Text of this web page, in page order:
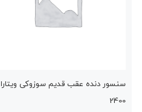
سنسور دنده عقب قدیم سوزوکی ویتارا
2400